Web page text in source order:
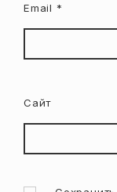
Email *
Сайт